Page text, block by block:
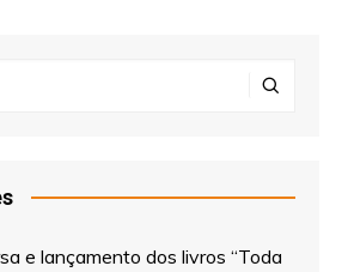
e lançamento dos livros “Toda